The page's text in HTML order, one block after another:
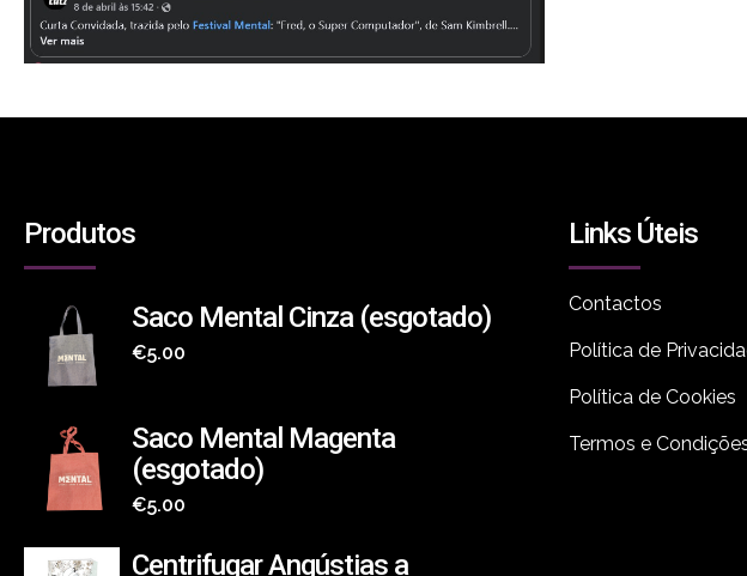
Estarão
e o seleccionador
Boobs e Mani a
site oficial aqui.
Produtos
Saco Mental Cinza (esgotado)
€5.00
Saco Mental Magenta
(esgotado)
€5.00
Centrifugar Angústias a
Links Úteis
Contactos
Política de
Política de Cookies
Termos e